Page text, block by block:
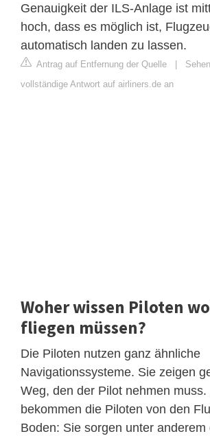
Genauigkeit der ILS-Anlage ist
hoch, dass es möglich ist,
automatisch landen zu lassen.
Antrag auf Entfernung der Quelle
vollständige Antwort auf airliners.de an
Woher wissen Piloten
fliegen müssen?
Die Piloten nutzen ganz ähnliche
Navigationssysteme. Sie zeigen
Weg, den der Pilot nehmen
bekommen die Piloten von den
Boden: Sie sorgen unter anderem